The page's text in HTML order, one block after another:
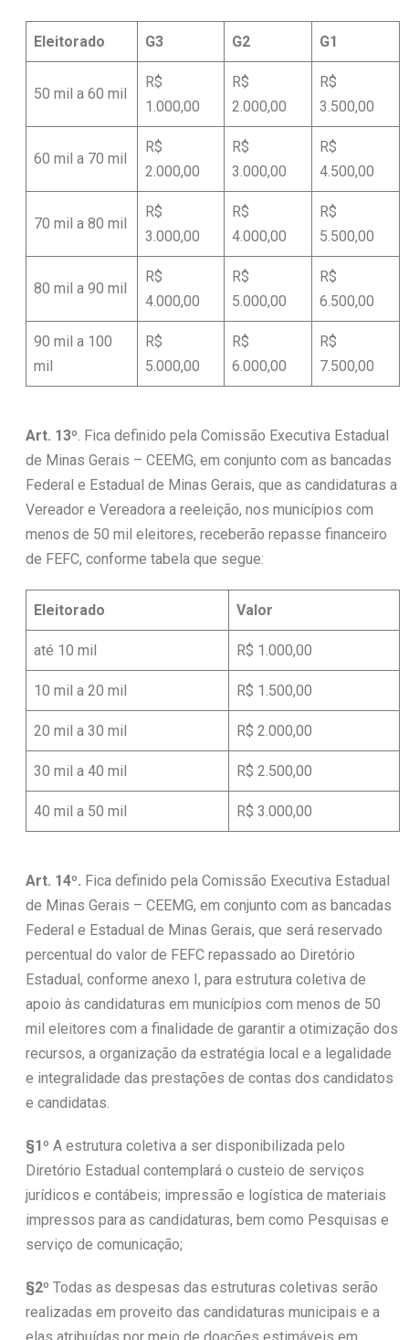
Eleitorado G3 G2 G1
50 mil a 60 mil
R$
1.000,00
R$
2.000,00
R$
3.500,00
60 mil a 70 mil
R$
2.000,00
R$
3.000,00
R$
4.500,00
70 mil a 80 mil
R$
3.000,00
R$
4.000,00
R$
5.500,00
80 mil a 90 mil
R$
4.000,00
R$
5.000,00
R$
6.500,00
90 mil a 100
mil
R$
5.000,00
R$
6.000,00
R$
7.500,00
Art. 13º . Fica definido pela Comissão Executiva Estadual
de Minas Gerais – CEEMG, em conjunto com as bancadas
Federal e Estadual de Minas Gerais, que as candidaturas a
Vereador e Vereadora a reeleição, nos municípios com
menos de 50 mil eleitores, receberão repasse financeiro
de FEFC, conforme tabela que segue:
Eleitorado Valor
até 10 mil R$ 1.000,00
10 mil a 20 mil R$ 1.500,00
20 mil a 30 mil R$ 2.000,00
30 mil a 40 mil R$ 2.500,00
40 mil a 50 mil R$ 3.000,00
Art. 14º. Fica definido pela Comissão Executiva Estadual
de Minas Gerais – CEEMG, em conjunto com as bancadas
Federal e Estadual de Minas Gerais, que será reservado
percentual do valor de FEFC repassado ao Diretório
Estadual, conforme anexo I, para estrutura coletiva de
apoio às candidaturas em municípios com menos de 50
mil eleitores com a finalidade de garantir a otimização dos
recursos, a organização da estratégia local e a legalidade
e integralidade das prestações de contas dos candidatos
e candidatas.
§1º A estrutura coletiva a ser disponibilizada pelo
Diretório Estadual contemplará o custeio de serviços
jurídicos e contábeis; impressão e logística de materiais
impressos para as candidaturas, bem como Pesquisas e
serviço de comunicação;
§2º Todas as despesas das estruturas coletivas serão
realizadas em proveito das candidaturas municipais e a